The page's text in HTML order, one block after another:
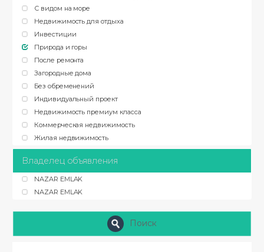
С видом на море
Недвижимость для отдыха
Инвестиции
Природа и горы
После ремонта
Загородные дома
Без обременений
Индивидуальный проект
Недвижимость премиум класса
Коммерческая недвижимость
Жилая недвижимость
Владелец объявления
NAZAR EMLAK
NAZAR EMLAK
Поиск